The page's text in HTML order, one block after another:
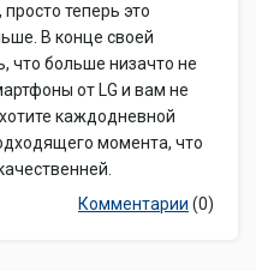
теперь это
В конце своей
что больше низачто не
от LG и вам не
каждодневной
момента, что
Комментарии (0)